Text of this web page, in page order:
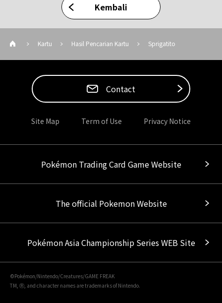
Kembali
Kartu Hasil Pencarian Kartu Sprigatito
Contact
Site Map Term of Use Privacy Notice
Pokémon Trading Card Game Website
The official Pokemon Website
Pokémon Asia Championship Series WEB Site
©Pokémon/Nintendo/Creatures/GAME FREAK
TM, Ⓡ, and character names are trademarks of Nintendo.